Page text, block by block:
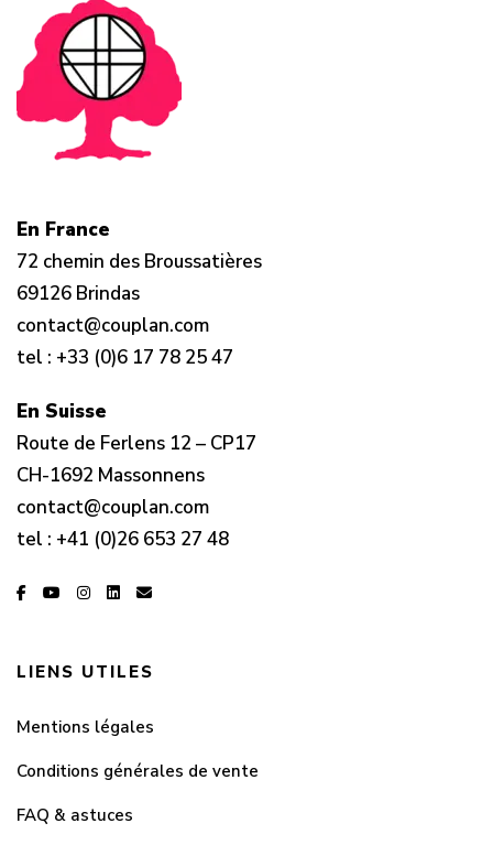
En France
72 chemin des Broussatières
69126 Brindas
contact@couplan.com
tel : +33 (0)6 17 78 25 47
En Suisse
Route de Ferlens 12 – CP17
CH-1692 Massonnens
contact@couplan.com
tel : +41 (0)26 653 27 48
LIENS UTILES
Mentions légales
Conditions générales de vente
FAQ & astuces